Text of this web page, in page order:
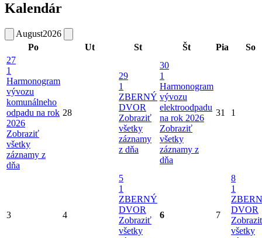
Kalendár
August2026
Po
Ut St Št Pia
So
27
1
Harmonogram
vývozu
komunálneho
odpadu na rok
2026
Zobraziť
všetky
záznamy z
dňa
28
29
1
ZBERNÝ
DVOR
Zobraziť
všetky
záznamy
z dňa
30
1
Harmonogram
vývozu
elektroodpadu
na rok 2026
Zobraziť
všetky
záznamy z
dňa
31 1
3 4
5
1
ZBERNÝ
DVOR
Zobraziť
všetky
6 7
8
1
DVOR
všetky